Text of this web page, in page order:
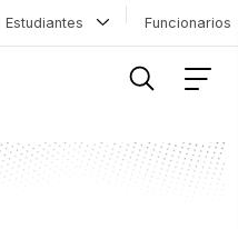
Estudiantes